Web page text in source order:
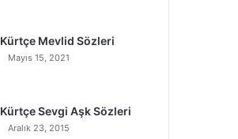
Kürtçe Mevlid Sözleri
Mayıs 15, 2021
Kürtçe Sevgi Aşk Sözleri
Aralık 23, 2015